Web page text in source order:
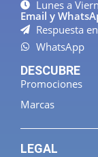
Lunes a
Email y
Respuesta
WhatsApp
DESCUBRE
Promociones
Marcas
LEGAL